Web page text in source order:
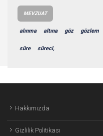
MEVZUAT
alınma altına göz gözlem
süre süreci,
Hakkımızda
Gizlilik Politikası